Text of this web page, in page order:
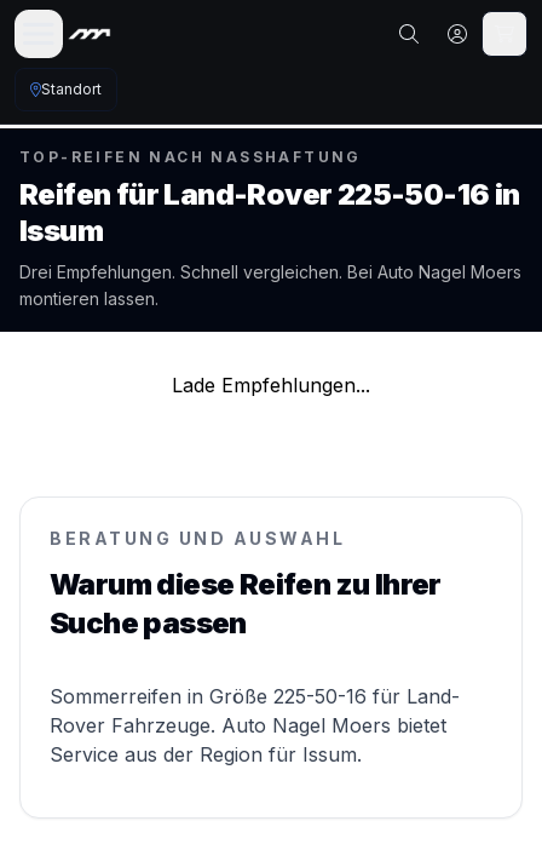
Standort
TOP-REIFEN NACH NASSHAFTUNG
Reifen fürLand-Rover 225-50-16 in
Issum
Drei Empfehlungen. Schnell vergleichen. Bei Auto Nagel Moers
montieren lassen.
Lade Empfehlungen...
BERATUNG UND AUSWAHL
Warum diese Reifen zu Ihrer
Suche passen
Sommerreifen in Größe 225-50-16 für Land-
Rover Fahrzeuge. Auto Nagel Moers bietet
Service aus der Region für Issum.